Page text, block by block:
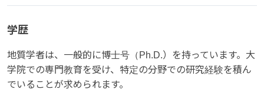
学歴
地質学者は、一般的に博士号（Ph.D.）を持っています。大
学院での専門教育を受け、特定の分野での研究経験を積ん
でいることが求められます。